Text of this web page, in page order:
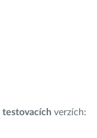
testovacích verzích: